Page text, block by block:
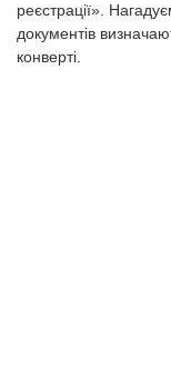
реєстрації».
документів
конверті.